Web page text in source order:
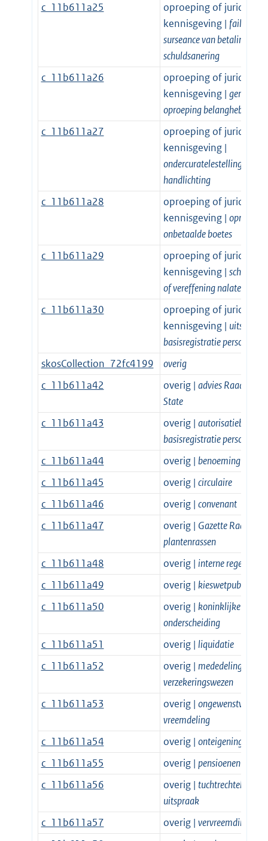
c_11b611a25
oproeping of juridische
kennisgeving |
surseance van betaling of
schuldsanering
c_11b611a26
oproeping of juridische
kennisgeving |
oproeping
c_11b611a27
oproeping of juridische
kennisgeving |
ondercuratelestelling of
handlichting
c_11b611a28
oproeping of juridische
kennisgeving | oproeping
onbetaalde boetes
c_11b611a29
oproeping of juridische
kennisgeving |
of vereffening nalatenschap
c_11b611a30
oproeping of juridische
kennisgeving |
basisregistratie personen
skosCollection_72fc4199
overig
c_11b611a42
overig | advies Raad van
State
c_11b611a43
overig | autorisatiebesluit
basisregistratie personen
c_11b611a44
overig | benoeming of
c_11b611a45
overig | circulaire
c_11b611a46
overig | convenant
c_11b611a47
overig | Gazette Raad voor
plantenrassen
c_11b611a48
overig | interne regeling
c_11b611a49
overig | kieswetpublicatie
c_11b611a50
overig | koninklijke
onderscheiding
c_11b611a51
overig | liquidatie
c_11b611a52
overig | mededeling
verzekeringswezen
c_11b611a53
overig |
vreemdeling
c_11b611a54
overig | onteigening
c_11b611a55
overig | pensioenen
c_11b611a56
overig | tuchtrechtelijke
uitspraak
c_11b611a57
overig | vervreemding